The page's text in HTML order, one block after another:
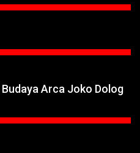
Arca Joko Dolog